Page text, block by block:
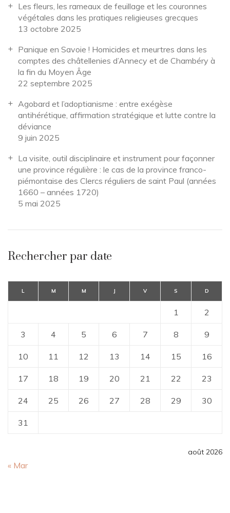
Les fleurs, les rameaux de feuillage et les couronnes
végétales dans les pratiques religieuses grecques
13 octobre 2025
Panique en Savoie ! Homicides et meurtres dans les
comptes des châtellenies d’Annecy et de Chambéry à
la fin du Moyen Âge
22 septembre 2025
Agobard et l’adoptianisme : entre exégèse
antihérétique, affirmation stratégique et lutte contre la
déviance
9 juin 2025
La visite, outil disciplinaire et instrument pour façonner
une province régulière : le cas de la province franco-
piémontaise des Clercs réguliers de saint Paul (années
1660 – années 1720)
5 mai 2025
Rechercher par date
août 2026
L M M J V S D
1 2
3 4 5 6 7 8 9
10 11 12 13 14 15 16
17 18 19 20 21 22 23
24 25 26 27 28 29 30
31
« Mar